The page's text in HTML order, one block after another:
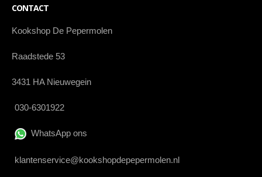
CONTACT
Kookshop De Pepermolen
Raadstede 53
3431 HA Nieuwegein
030-6301922
WhatsApp ons
klantenservice@kookshopdepepermolen.nl